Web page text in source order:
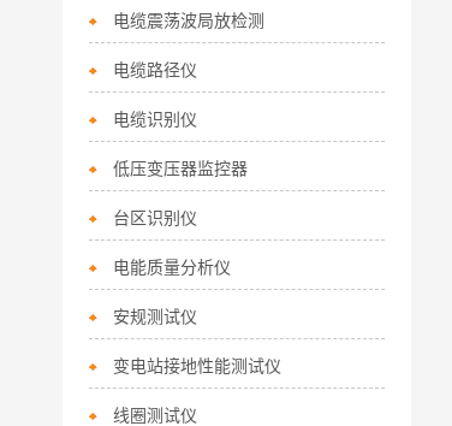
电缆震荡波局放检测
电缆路径仪
电缆识别仪
低压变压器监控器
台区识别仪
电能质量分析仪
安规测试仪
变电站接地性能测试仪
线圈测试仪